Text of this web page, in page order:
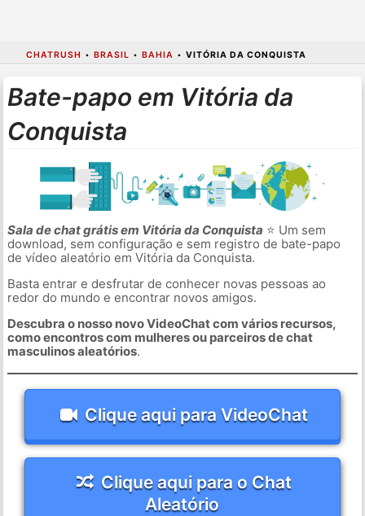
CHATRUSH • BRASIL • BAHIA • VITÓRIA DA CONQUISTA
Bate-papo em Vitória da
Conquista
Sala de chat grátis em Vitória da Conquista ⭐ Um sem
download, sem configuração e sem registro de bate-papo
de vídeo aleatório em Vitória da Conquista.
Basta entrar e desfrutar de conhecer novas pessoas ao
redor do mundo e encontrar novos amigos.
Descubra o nosso novo VideoChat com vários recursos,
como encontros com mulheres ou parceiros de chat
masculinos aleatórios.
Clique aqui para VideoChat
Clique aqui para o Chat
Aleatório